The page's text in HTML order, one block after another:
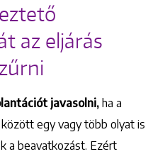
az eljárás
javasolni, ha a
egy vagy több olyat is
a beavatkozást. Ezért